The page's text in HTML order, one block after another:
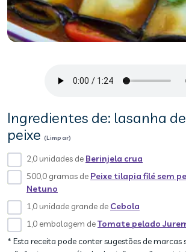
Ingredientes de: lasanha
peixe (Limpar)
2,0 unidades de Berinjela crua
500,0 gramas de Peixe tilapia filé sem
Netuno
1,0 unidade grande de Cebola
1,0 embalagem deTomate pelado
* Esta receita pode conter sugestões de marcas